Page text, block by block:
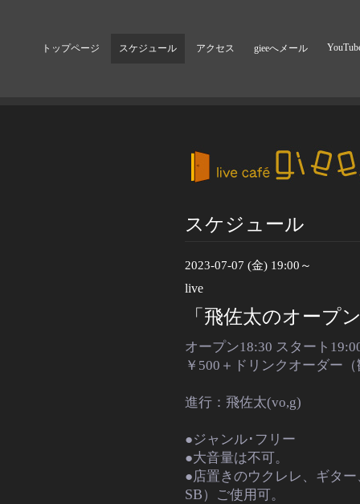
トップページ スケジュール アクセス gieeへメール
スケジュール
2023-07-07 (金) 19:00～
live
「飛佐太のオープ
オープン18:30 スタート
￥500＋ドリンクオーダー
進行：飛佐太(vo,g)
●ジャンル･フリー
●大音量は不可。
●店置きのウクレレ、ギタ
SB ）ご使用可。